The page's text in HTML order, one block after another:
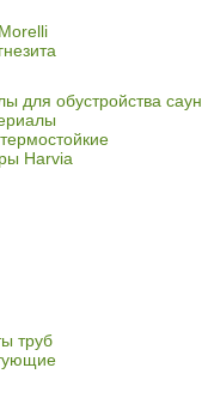
для обустройства саун
Harvia
труб